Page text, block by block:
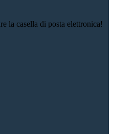
la casella di posta elettronica!